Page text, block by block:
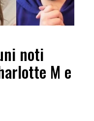
noti
M e